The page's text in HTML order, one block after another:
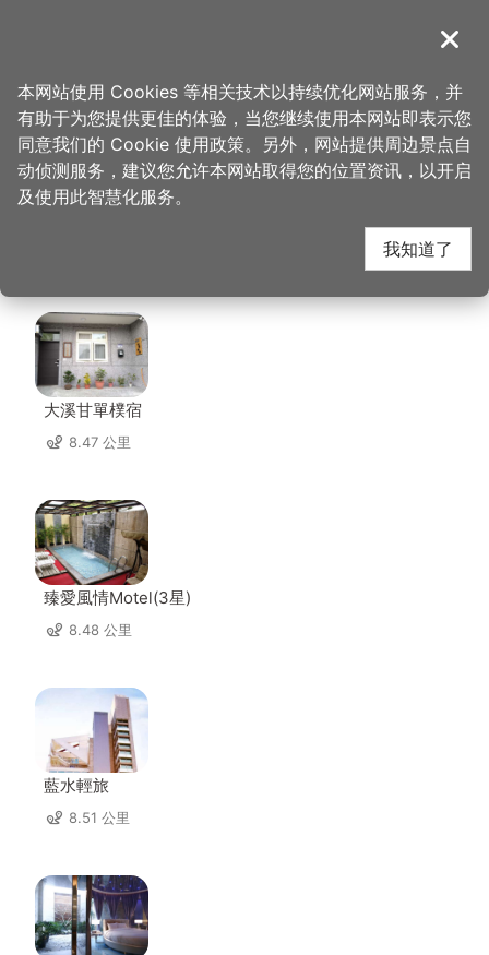
導覽
首页 > 想去的地方 > 美食、购物 > 达令大林 创意冰品
达令大林 创意冰品 周
边住宿
大溪甘單樸宿
8.47 公里
臻愛風情Motel(3星)
8.48 公里
藍水輕旅
8.51 公里
关闭
本网站使用 Cookies 等相关技术以持续优化网站服务，并
有助于为您提供更佳的体验，当您继续使用本网站即表示您
同意我们的 Cookie 使用政策。另外，网站提供周边景点自
动侦测服务，建议您允许本网站取得您的位置资讯，以开启
及使用此智慧化服务。
我知道了